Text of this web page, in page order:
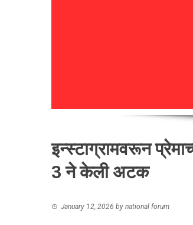
इन्स्टाग्रामवरून
3 ने केली अटक
January 12, 2026 by national forum